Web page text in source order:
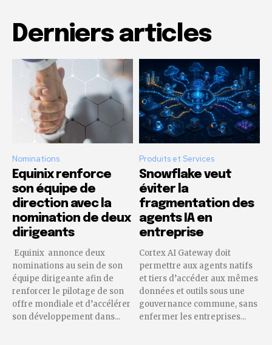
Derniers articles
Nominations
Equinix renforce
son équipe de
direction avec la
nomination de deux
dirigeants
Equinix annonce deux
nominations au sein de son
équipe dirigeante afin de
renforcer le pilotage de son
offre mondiale et d’accélérer
son développement dans...
Produits et Services
Snowflake veut
éviter la
fragmentation des
agents IA en
entreprise
Cortex AI Gateway doit
permettre aux agents natifs
et tiers d’accéder aux mêmes
données et outils sous une
gouvernance commune, sans
enfermer les entreprises...